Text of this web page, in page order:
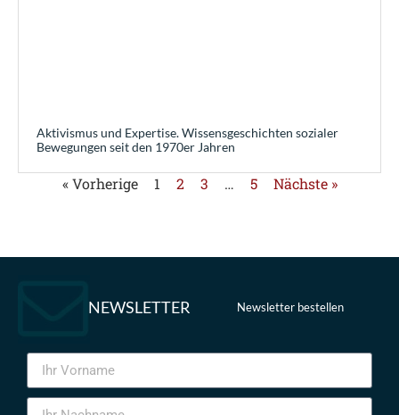
Aktivismus und Expertise. Wissensgeschichten sozialer
Bewegungen seit den 1970er Jahren
« Vorherige 1 2 3 … 5 Nächste »
NEWSLETTER Newsletter bestellen